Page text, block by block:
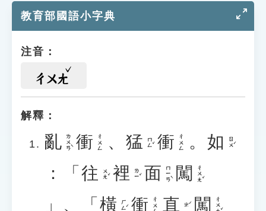
教育部國語小字典
注音：
ㄔㄨㄤ
解釋：
亂 ㄌㄨㄢˋ 衝 ㄔㄨㄥ 、 猛 ㄇㄥˇ 衝 ㄔㄨㄥ 。 如 ㄖㄨˊ
：「 往 ㄨㄤˇ 裡 ㄌㄧˇ 面 ㄇㄧㄢˋ 闖 ㄔㄨㄤˇ
」、「 橫 ㄏㄥˊ 衝 ㄔㄨㄥ 直 ㄓˊ 闖 ㄔㄨㄤˇ